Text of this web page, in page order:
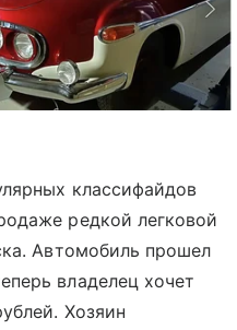
классифайдов
редкой легковой
Автомобиль прошел
владелец хочет
Хозяин